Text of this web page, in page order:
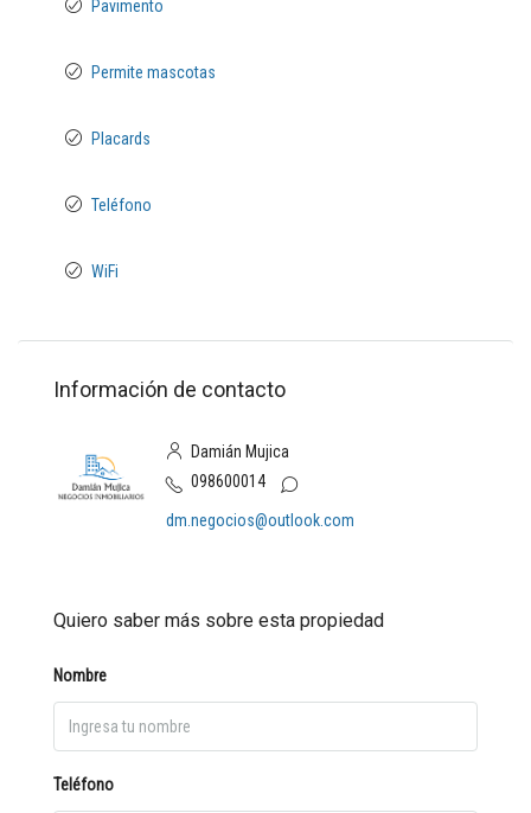
Pavimento
Permite mascotas
Placards
Teléfono
WiFi
Información de contacto
Damián Mujica
098600014
dm.negocios@outlook.com
Quiero saber más sobre esta propiedad
Nombre
Teléfono